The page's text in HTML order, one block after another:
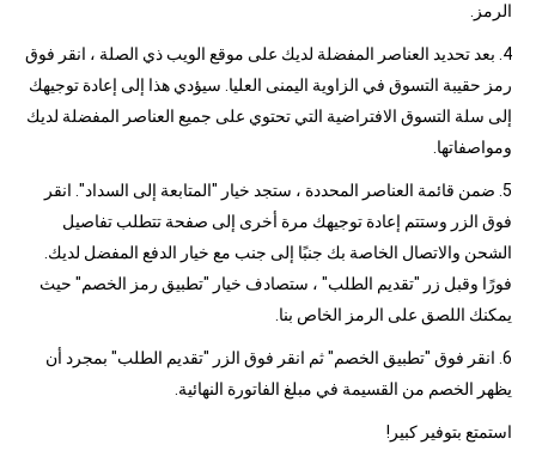
الرمز.
4. بعد تحديد العناصر المفضلة لديك على موقع الويب ذي الصلة ، انقر فوق
رمز حقيبة التسوق في الزاوية اليمنى العليا. سيؤدي هذا إلى إعادة توجيهك
إلى سلة التسوق الافتراضية التي تحتوي على جميع العناصر المفضلة لديك
ومواصفاتها.
5. ضمن قائمة العناصر المحددة ، ستجد خيار "المتابعة إلى السداد". انقر
فوق الزر وستتم إعادة توجيهك مرة أخرى إلى صفحة تتطلب تفاصيل
الشحن والاتصال الخاصة بك جنبًا إلى جنب مع خيار الدفع المفضل لديك.
فورًا وقبل زر "تقديم الطلب" ، ستصادف خيار "تطبيق رمز الخصم" حيث
يمكنك اللصق على الرمز الخاص بنا.
6. انقر فوق "تطبيق الخصم" ثم انقر فوق الزر "تقديم الطلب" بمجرد أن
يظهر الخصم من القسيمة في مبلغ الفاتورة النهائية.
استمتع بتوفير كبير!